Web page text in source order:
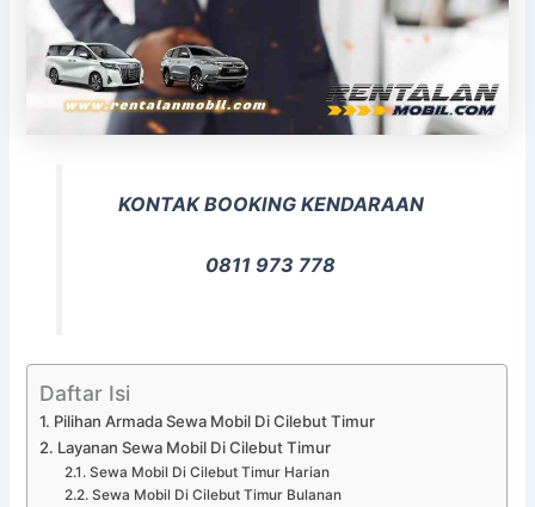
KONTAK BOOKING KENDARAAN
0811 973 778
Daftar Isi
Pilihan Armada Sewa Mobil Di Cilebut Timur
Layanan Sewa Mobil Di Cilebut Timur
Sewa Mobil Di Cilebut Timur Harian
Sewa Mobil Di Cilebut Timur Bulanan